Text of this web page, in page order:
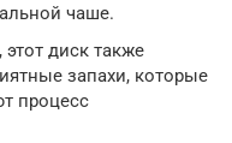
чаше.
диск также
запахи, которые
процесс